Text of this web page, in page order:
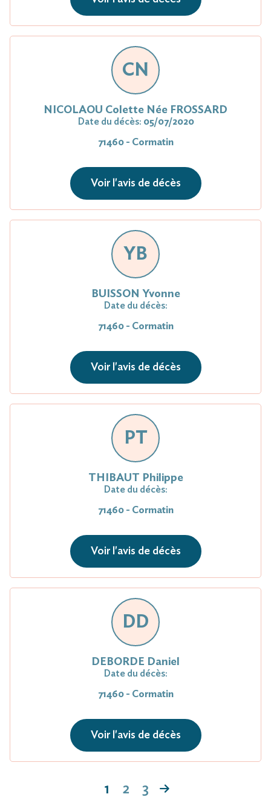
CN
NICOLAOU Colette Née FROSSARD
Date du décès: 05/07/2020
71460 - Cormatin
Voir l'avis de décès
YB
BUISSON Yvonne
Date du décès:
71460 - Cormatin
Voir l'avis de décès
PT
THIBAUT Philippe
Date du décès:
71460 - Cormatin
Voir l'avis de décès
DD
DEBORDE Daniel
Date du décès:
71460 - Cormatin
Voir l'avis de décès
1 2 3